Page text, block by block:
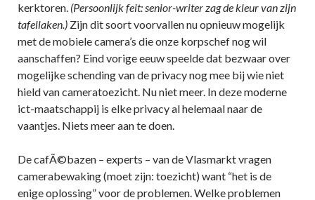
kerktoren. (Persoonlijk feit: senior-writer zag de kleur van zijn
tafellaken.) Zijn dit soort voorvallen nu opnieuw mogelijk
met de mobiele camera’s die onze korpschef nog wil
aanschaffen? Eind vorige eeuw speelde dat bezwaar over
mogelijke schending van de privacy nog mee bij wie niet
hield van cameratoezicht. Nu niet meer. In deze moderne
ict-maatschappij is elke privacy al helemaal naar de
vaantjes. Niets meer aan te doen.
De cafÃ©bazen – experts – van de Vlasmarkt vragen
camerabewaking (moet zijn: toezicht) want “het is de
enige oplossing” voor de problemen. Welke problemen